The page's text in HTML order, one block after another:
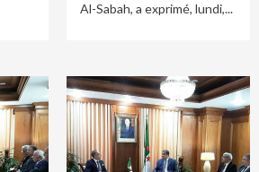
Al-Sabah, a exprimé, lundi,...